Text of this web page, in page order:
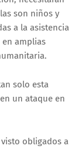
son niños y
a la asistencia
amplias
solo esta
un ataque en
obligados a